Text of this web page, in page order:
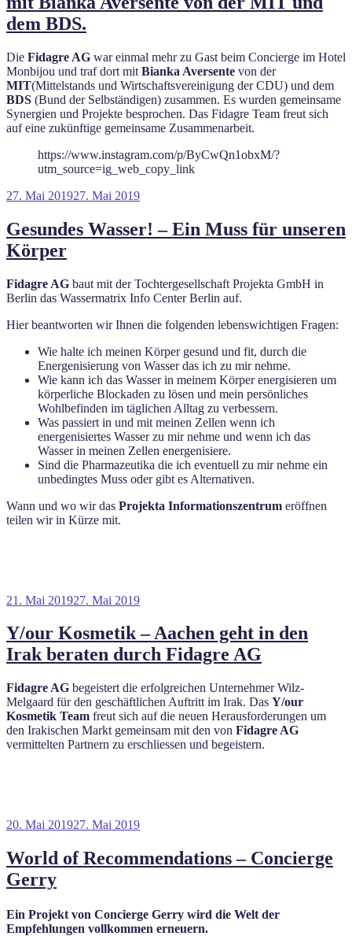
dem BDS.
Die Fidagre AG war einmal mehr zu Gast beim Concierge im Hotel
Monbijou und traf dort mit Bianka Aversente von der
MIT(Mittelstands und Wirtschaftsvereinigung der CDU) und dem
BDS (Bund der Selbständigen) zusammen. Es wurden gemeinsame
Synergien und Projekte besprochen. Das Fidagre Team freut sich
auf eine zukünftige gemeinsame Zusammenarbeit.
https://www.instagram.com/p/ByCwQn1obxM/?
utm_source=ig_web_copy_link
Veröffentlicht
27. Mai 201927. Mai 2019
Gesundes Wasser! – Ein Muss für unseren
Körper
Fidagre AG baut mit der Tochtergesellschaft Projekta GmbH in
Berlin das Wassermatrix Info Center Berlin auf.
Hier beantworten wir Ihnen die folgenden lebenswichtigen Fragen:
Wie halte ich meinen Körper gesund und fit, durch die
Energenisierung von Wasser das ich zu mir nehme.
Wie kann ich das Wasser in meinem Körper energisieren um
körperliche Blockaden zu lösen und mein persönliches
Wohlbefinden im täglichen Alltag zu verbessern.
Was passiert in und mit meinen Zellen wenn ich
energenisiertes Wasser zu mir nehme und wenn ich das
Wasser in meinen Zellen energenisiere.
Sind die Pharmazeutika die ich eventuell zu mir nehme ein
unbedingtes Muss oder gibt es Alternativen.
Wann und wo wir das Projekta Informationszentrum eröffnen
teilen wir in Kürze mit.
Veröffentlicht
21. Mai 201927. Mai 2019
Y/our Kosmetik – Aachen geht in den
Irak beraten durch Fidagre AG
Fidagre AG begeistert die erfolgreichen Unternehmer Wilz-
Melgaard für den geschäftlichen Auftritt im Irak. Das Y/our
Kosmetik Team freut sich auf die neuen Herausforderungen um
den Irakischen Markt gemeinsam mit den von Fidagre AG
vermittelten Partnern zu erschliessen und begeistern.
Veröffentlicht
20. Mai 201927. Mai 2019
World of Recommendations – Concierge
Gerry
Ein Projekt von Concierge Gerry wird die Welt der
Empfehlungen vollkommen erneuern.